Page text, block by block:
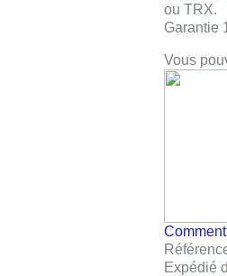
ou TRX.
Garantie
Vous
Expédié